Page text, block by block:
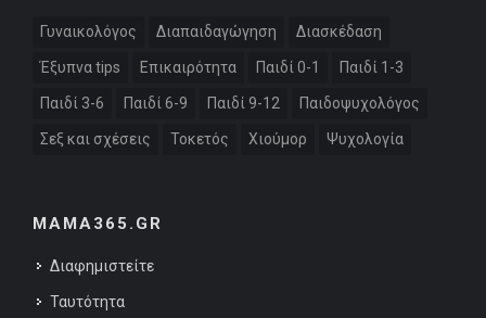
Γυναικολόγος Διαπαιδαγώγηση Διασκέδαση
Έξυπνα tips Επικαιρότητα Παιδί 0-1 Παιδί 1-3
Παιδί 3-6 Παιδί 6-9 Παιδί 9-12 Παιδοψυχολόγος
Σεξ και σχέσεις Τοκετός Χιούμορ Ψυχολογία
MAMA365.GR
Διαφημιστείτε
Ταυτότητα